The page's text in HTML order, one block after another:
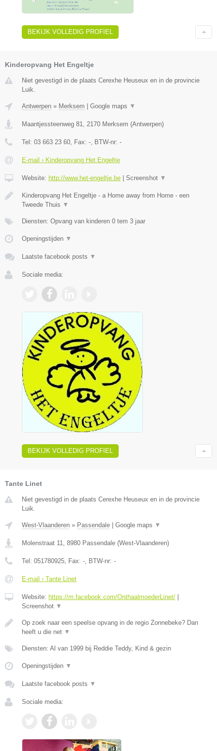
BEKIJK VOLLEDIG PROFIEL
Kinderopvang Het Engeltje
Niet gevestigd in de plaats Cerexhe Heuseux en in de provincie
Luik.
Antwerpen » Merksem | Google maps ▼
Maantjessteenweg 81 2170 Merksem (Antwerpen)
Tel: 03 663 23 60 , Fax: - , BTW-nr: -
E-mail › Kinderopvang Het Engeltje
Website: http://www.het-engeltje.be | Screenshot ▼
Kinderopvang Het Engeltje - a Home away from Home - een
Tweede Thuis ▼
Diensten: Opvang van kinderen 0 tem 3 jaar
Openingstijden ▼
Laatste facebook posts ▼
Sociale media:
BEKIJK VOLLEDIG PROFIEL
Tante Linet
Niet gevestigd in de plaats Cerexhe Heuseux en in de provincie
Luik.
West-Vlaanderen » Passendale | Google maps ▼
Molenstraat 11 8980 Passendale (West-Vlaanderen)
Tel: 051780925 , Fax: - , BTW-nr: -
E-mail › Tante Linet
Website: https://m.facebook.com/OnthaalmoederLinet/ |
Screenshot ▼
Op zoek naar een speelse opvang in de regio Zonnebeke? Dan
heeft u die net ▼
Diensten: Al van 1999 bij Reddie Teddy, Kind & gezin
Openingstijden ▼
Laatste facebook posts ▼
Sociale media: